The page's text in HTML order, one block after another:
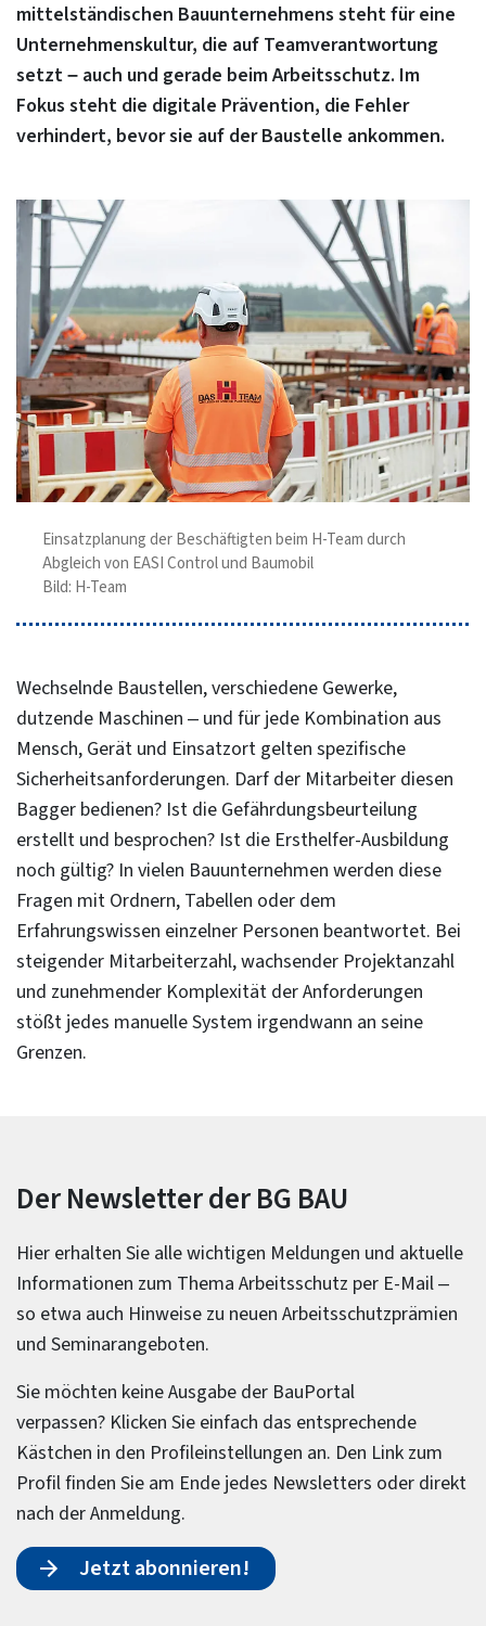
mittelständischen Bauunternehmens steht für eine
Unternehmenskultur, die auf Teamverantwortung
setzt – auch und gerade beim Arbeitsschutz. Im
Fokus steht die digitale Prävention, die Fehler
verhindert, bevor sie auf der Baustelle ankommen.
Einsatzplanung der Beschäftigten beim H-Team durch
Abgleich von EASI Control und Baumobil
Bild: H-Team
Wechselnde Baustellen, verschiedene Gewerke,
dutzende Maschinen – und für jede Kombination aus
Mensch, Gerät und Einsatzort gelten spezifische
Sicherheitsanforderungen. Darf der Mitarbeiter diesen
Bagger bedienen? Ist die Gefährdungsbeurteilung
erstellt und besprochen? Ist die Ersthelfer-Ausbildung
noch gültig? In vielen Bauunternehmen werden diese
Fragen mit Ordnern, Tabellen oder dem
Erfahrungswissen einzelner Personen beantwortet. Bei
steigender Mitarbeiterzahl, wachsender Projektanzahl
und zunehmender Komplexität der Anforderungen
stößt jedes manuelle System irgendwann an seine
Grenzen.
Der Newsletter der BG BAU
Hier erhalten Sie alle wichtigen Meldungen und aktuelle
Informationen zum Thema Arbeitsschutz per E-Mail –
so etwa auch Hinweise zu neuen Arbeitsschutzprämien
und Seminarangeboten.
Sie möchten keine Ausgabe der BauPortal
verpassen? Klicken Sie einfach das entsprechende
Kästchen in den Profileinstellungen an. Den Link zum
Profil finden Sie am Ende jedes Newsletters oder direkt
nach der Anmeldung.
Jetzt abonnieren!